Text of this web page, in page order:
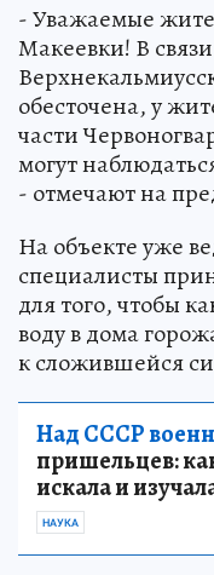
- Уважаемые
Макеевки! В
обесточена, у
части
могут
- отмечают на
На объекте уже
специалисты
для того, чтобы
воду в дома
к сложившейся
Над СССР
пришельцев:
искала и
НАУКА